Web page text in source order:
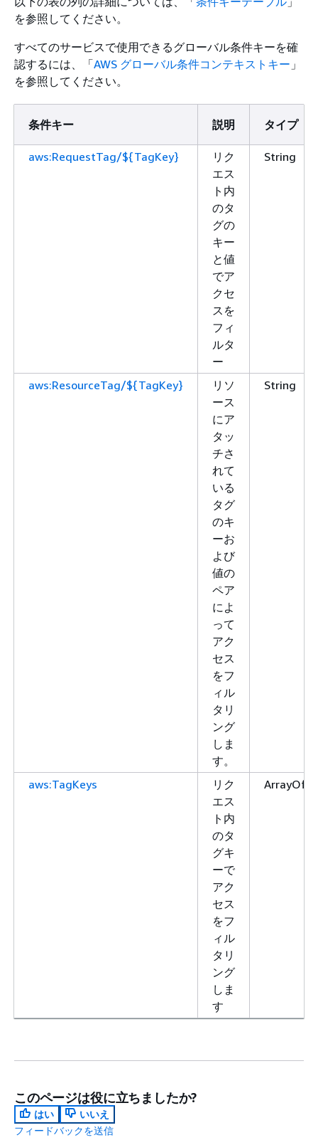
を参照してください。
すべてのサービスで使用できるグローバル条件キーを確
認するには、「AWS グローバル条件コンテキストキー 」
を参照してください。
条件キー 説明 タイプ
aws:RequestTag/${TagKey}
リク
エス
ト内
のタ
グの
キー
と値
でア
クセ
スを
フィ
ルタ
ー
String
aws:ResourceTag/${TagKey}
リソ
ース
にア
タッ
チさ
れて
いる
タグ
のキ
ーお
よび
値の
ペア
によ
って
アク
セス
をフ
ィル
タリ
ング
しま
す。
String
aws:TagKeys
リク
エス
ト内
のタ
グキ
ーで
アク
セス
をフ
ィル
タリ
ング
しま
す
このページは役に立ちましたか?
はい
いいえ
フィードバックを送信